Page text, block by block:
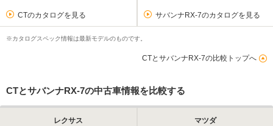
CTのカタログを見る サバンナRX-7のカタログを見る
※カタログスペック情報は最新モデルのものです。
CTとサバンナRX-7の比較トップへ
CTとサバンナRX-7の中古車情報を比較する
レクサス
マツダ